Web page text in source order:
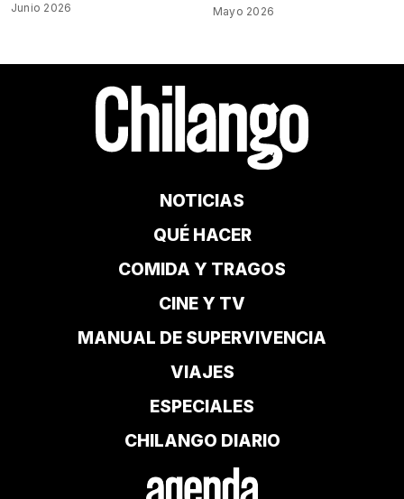
Junio 2026 Mayo 2026
NOTICIAS
QUÉ HACER
COMIDA Y TRAGOS
CINE Y TV
MANUAL DE SUPERVIVENCIA
VIAJES
ESPECIALES
CHILANGO DIARIO